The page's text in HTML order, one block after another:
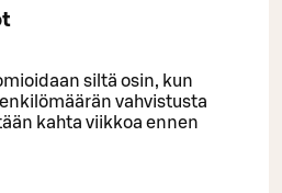
siltä osin, kun
vahvistusta
kahta viikkoa ennen